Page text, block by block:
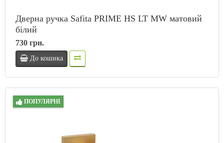
Дверна ручка Safita PRIME HS LT MW матовий
білий
730 грн.
До кошика
ПОПУЛЯРНІ